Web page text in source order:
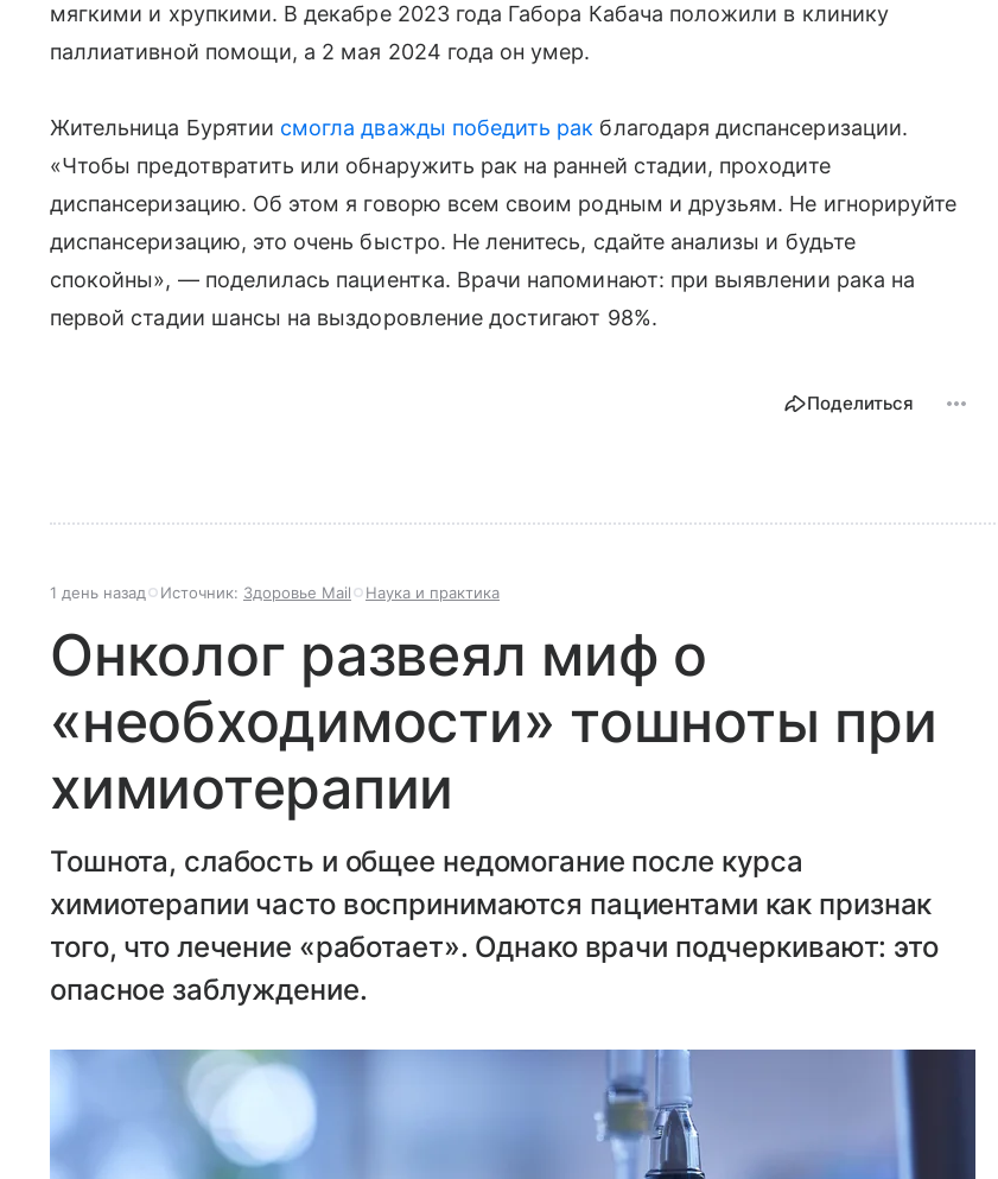
мягкими и хрупкими. В декабре 2023 года Габора Кабача положили в клинику
паллиативной помощи, а 2 мая 2024 года он умер.
Жительница Бурятии смогла дважды победить рак благодаря диспансеризации.
«Чтобы предотвратить или обнаружить рак на ранней стадии, проходите
диспансеризацию. Об этом я говорю всем своим родным и друзьям. Не игнорируйте
диспансеризацию, это очень быстро. Не ленитесь, сдайте анализы и будьте
спокойны», — поделилась пациентка. Врачи напоминают: при выявлении рака на
первой стадии шансы на выздоровление достигают 98%.
Поделиться
1 день назад Источник: Здоровье Mail Наука и практика
Онколог развеял миф о
«необходимости» тошноты при
химиотерапии
Тошнота, слабость и общее недомогание после курса
химиотерапии часто воспринимаются пациентами как признак
того, что лечение «работает». Однако врачи подчеркивают: это
опасное заблуждение.